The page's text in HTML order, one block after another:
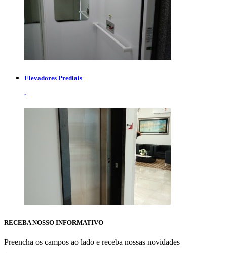
Elevadores Prediais
.
RECEBA NOSSO INFORMATIVO
Preencha os campos ao lado e receba nossas novidades